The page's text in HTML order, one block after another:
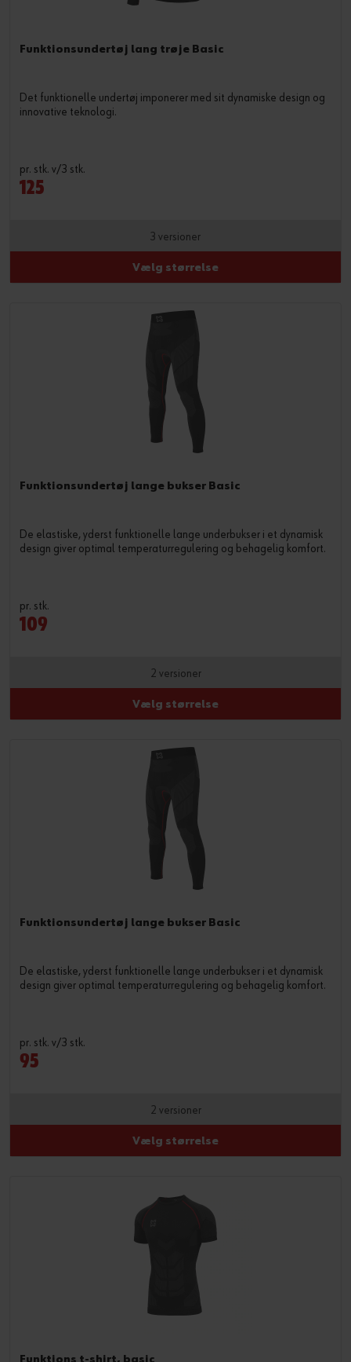
Funktionsundertøj lang trøje Basic
Det funktionelle undertøj imponerer med sit dynamiske design og
innovative teknologi.
pr. stk. v/3 stk.
125
3 versioner
Vælg størrelse
Funktionsundertøj lange bukser Basic
De elastiske, yderst funktionelle lange underbukser i et dynamisk
design giver optimal temperaturregulering og behagelig komfort.
pr. stk.
109
2 versioner
Vælg størrelse
Funktionsundertøj lange bukser Basic
De elastiske, yderst funktionelle lange underbukser i et dynamisk
design giver optimal temperaturregulering og behagelig komfort.
pr. stk. v/3 stk.
95
2 versioner
Vælg størrelse
Funktions t-shirt, basic